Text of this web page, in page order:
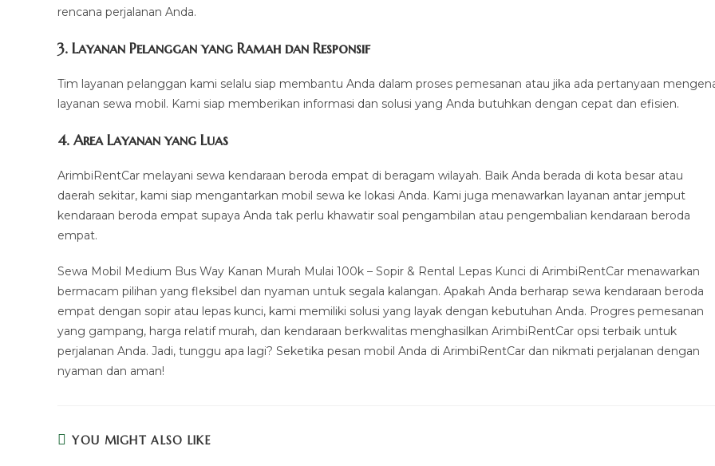
rencana perjalanan Anda.
3. Layanan Pelanggan yang Ramah dan Responsif
Tim layanan pelanggan kami selalu siap membantu Anda dalam proses pemesanan atau jika ada pertanyaan
layanan sewa mobil. Kami siap memberikan informasi dan solusi yang Anda butuhkan dengan cepat dan efisien.
4. Area Layanan yang Luas
ArimbiRentCar melayani sewa kendaraan beroda empat di beragam wilayah. Baik Anda berada di kota besar atau
daerah sekitar, kami siap mengantarkan mobil sewa ke lokasi Anda. Kami juga menawarkan layanan antar jemput
kendaraan beroda empat supaya Anda tak perlu khawatir soal pengambilan atau pengembalian kendaraan beroda
empat.
Sewa Mobil Medium Bus Way Kanan Murah Mulai 100k – Sopir & Rental Lepas Kunci di ArimbiRentCar menawarkan
bermacam pilihan yang fleksibel dan nyaman untuk segala kalangan. Apakah Anda berharap sewa kendaraan beroda
empat dengan sopir atau lepas kunci, kami memiliki solusi yang layak dengan kebutuhan Anda. Progres pemesanan
yang gampang, harga relatif murah, dan kendaraan berkwalitas menghasilkan ArimbiRentCar opsi terbaik untuk
perjalanan Anda. Jadi, tunggu apa lagi? Seketika pesan mobil Anda di ArimbiRentCar dan nikmati perjalanan dengan
nyaman dan aman!
YOU MIGHT ALSO LIKE